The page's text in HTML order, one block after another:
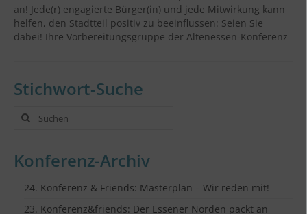
an! Jede(r) engagierte Bürger(in) und jede Mitwirkung kann
helfen, den Stadtteil positiv zu beeinflussen: Seien Sie
dabei! Ihre Vorbereitungsgruppe der Altenessen-Konferenz
Stichwort-Suche
Suche
nach:
Konferenz-Archiv
24. Konferenz & Friends: Masterplan – Wir reden mit!
23. Konferenz&friends: Der Essener Norden packt an